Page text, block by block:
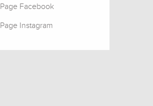
Page Facebook
Page Instagram